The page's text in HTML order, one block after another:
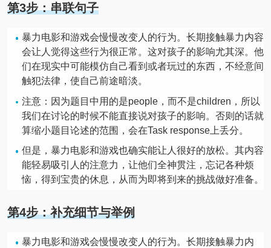
第3步：串联句子
暴力电影和游戏会慢慢改变人的行为。长期接触暴力内容
会让人觉得这些行为很正常。这对孩子的影响尤其深。他
们在现实中可能模仿自己看到或者玩过的东西，不经意间
触犯法律，使自己前途暗淡。
注意：因为题目中用的是people，而不是children，所以
我们在讨论的时候不能直接说对孩子的影响。否则的话就
算缩小题目论述的范围，会在Task response上丢分。
但是，暴力电影和游戏也确实能让人很好的放松。其内容
能轻易吸引人的注意力，让他们全神贯注，忘记各种烦
恼，得到宝贵的休息，从而为即将到来的挑战做好准备。
第4步：补充细节与举例
暴力电影和游戏会慢慢改变人的行为。长期接触暴力内